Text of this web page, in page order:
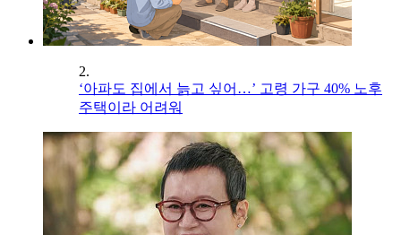
2.
‘아파도 집에서 늙고 싶어…’ 고령 가구 40% 노후
주택이라 어려워